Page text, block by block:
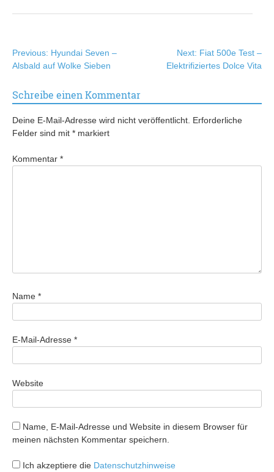
Beitragsnavigation
Previous: Hyundai Seven –
Alsbald auf Wolke Sieben
Next: Fiat 500e Test –
Elektrifiziertes Dolce Vita
Schreibe einen Kommentar
Deine E-Mail-Adresse wird nicht veröffentlicht. Erforderliche
Felder sind mit * markiert
Kommentar *
Name *
E-Mail-Adresse *
Website
Name, E-Mail-Adresse und Website in diesem Browser für
meinen nächsten Kommentar speichern.
Ich akzeptiere die Datenschutzhinweise